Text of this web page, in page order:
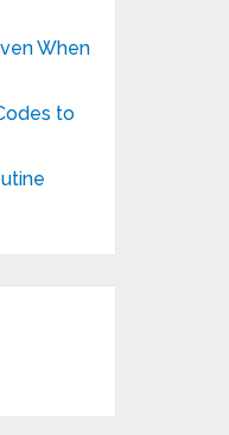
When
to